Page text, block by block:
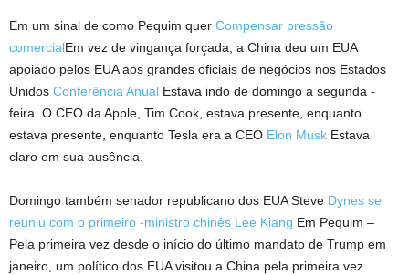
Em um sinal de como Pequim quer Compensar pressão
comercialEm vez de vingança forçada, a China deu um EUA
apoiado pelos EUA aos grandes oficiais de negócios nos Estados
Unidos Conferência Anual Estava indo de domingo a segunda -
feira. O CEO da Apple, Tim Cook, estava presente, enquanto
estava presente, enquanto Tesla era a CEO Elon Musk Estava
claro em sua ausência.
Domingo também senador republicano dos EUA Steve Dynes se
reuniu com o primeiro -ministro chinês Lee Kiang Em Pequim –
Pela primeira vez desde o início do último mandato de Trump em
janeiro, um político dos EUA visitou a China pela primeira vez.